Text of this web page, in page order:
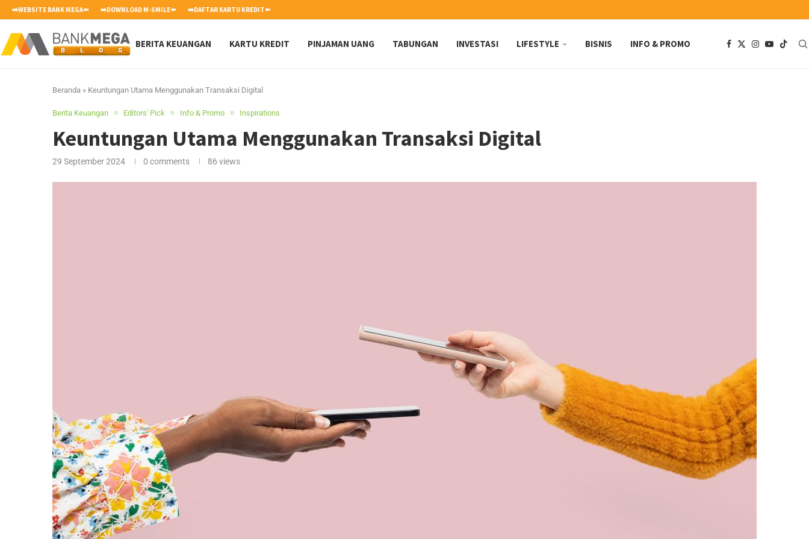
➡️WEBSITE BANK MEGA⬅️ ➡️DOWNLOAD M-SMILE⬅️ ➡️DAFTAR KARTU KREDIT⬅️
BERITA KEUANGAN KARTU KREDIT PINJAMAN UANG TABUNGAN INVESTASI LIFESTYLE BISNIS INFO & PROMO
Beranda » Keuntungan Utama Menggunakan Transaksi Digital
Berita Keuangan Editors' Pick Info & Promo Inspirations
Keuntungan Utama Menggunakan Transaksi Digital
29 September 2024 0 comments 86 views